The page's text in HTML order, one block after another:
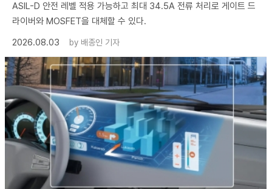
ASIL-D 안전 레벨 적용 가능하고 최대 34.5A 전류 처리로 게이트 드
라이버와 MOSFET을 대체할 수 있다.
2026.08.03
by 배종인 기자